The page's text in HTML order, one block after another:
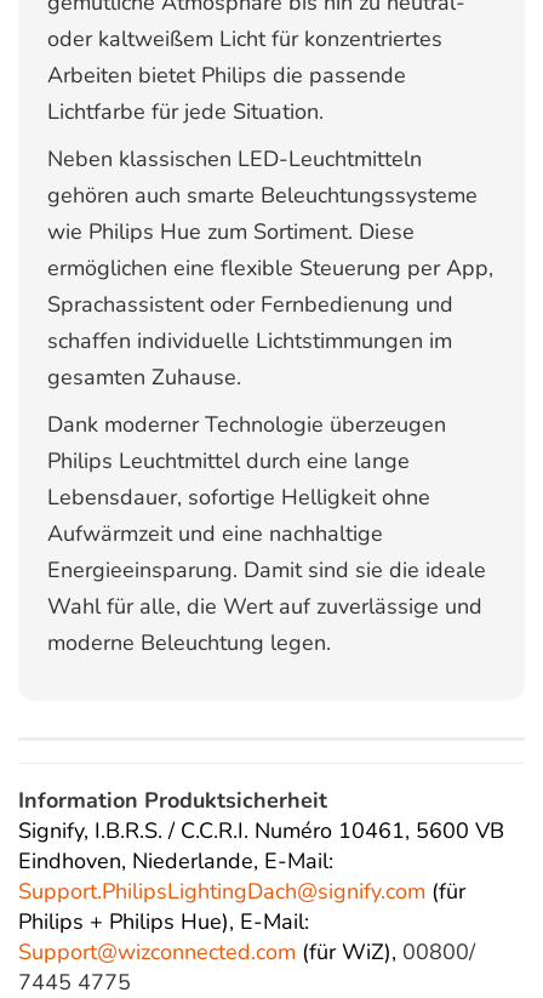
oder kaltweißem Licht für konzentriertes
Arbeiten bietet Philips die passende
Lichtfarbe für jede Situation.
Neben klassischen LED-Leuchtmitteln
gehören auch smarte Beleuchtungssysteme
wie Philips Hue zum Sortiment. Diese
ermöglichen eine flexible Steuerung per App,
Sprachassistent oder Fernbedienung und
schaffen individuelle Lichtstimmungen im
gesamten Zuhause.
Dank moderner Technologie überzeugen
Philips Leuchtmittel durch eine lange
Lebensdauer, sofortige Helligkeit ohne
Aufwärmzeit und eine nachhaltige
Energieeinsparung. Damit sind sie die ideale
Wahl für alle, die Wert auf zuverlässige und
moderne Beleuchtung legen.
Information Produktsicherheit
Signify, I.B.R.S. / C.C.R.I. Numéro 10461, 5600 VB
Eindhoven, Niederlande, E-Mail:
Support.PhilipsLightingDach@signify.com (für
Philips + Philips Hue), E-Mail:
Support@wizconnected.com (für WiZ), 00800/
7445 4775